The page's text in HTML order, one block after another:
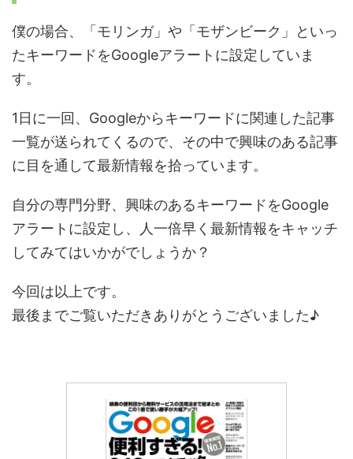
僕の場合、「モリンガ」や「モザンビーク」といっ
たキーワードをGoogleアラートに設定していま
す。
1日に一回、Googleからキーワードに関連した記事
一覧が送られてくるので、その中で興味のある記事
に目を通して最新情報を拾っています。
自分の専門分野、興味のあるキーワードをGoogle
アラートに設定し、人一倍早く最新情報をキャッチ
してみてはいかがでしょうか？
今回は以上です。
最後までご覧いただきありがとうございました♪